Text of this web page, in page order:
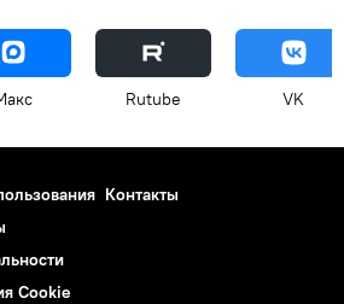
Rutube VK
Контакты
Cookie